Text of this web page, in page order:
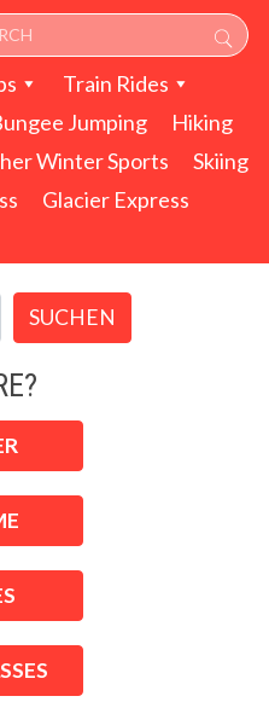
Train Rides
Jumping
Hiking
Winter Sports
Skiing
Glacier Express
SUCHEN